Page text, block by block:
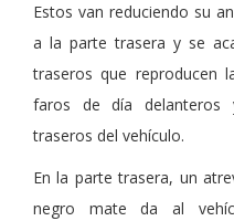
Estos van reduciendo su
a la parte trasera y se
traseros que reproducen
faros de día delanteros
traseros del vehículo.
En la parte trasera, un
negro mate da al